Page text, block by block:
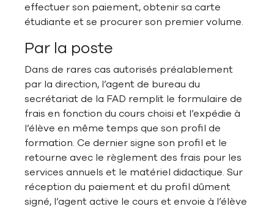
effectuer son paiement, obtenir sa carte
étudiante et se procurer son premier volume.
Par la poste
Dans de rares cas autorisés préalablement
par la direction, l’agent de bureau du
secrétariat de la FAD remplit le formulaire de
frais en fonction du cours choisi et l’expédie à
l’élève en même temps que son profil de
formation. Ce dernier signe son profil et le
retourne avec le règlement des frais pour les
services annuels et le matériel didactique. Sur
réception du paiement et du profil dûment
signé, l’agent active le cours et envoie à l’élève